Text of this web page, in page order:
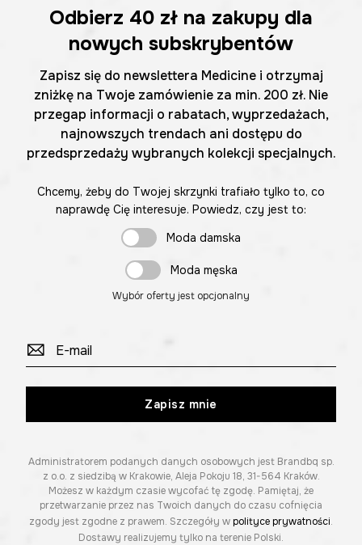
Odbierz 40 zł na zakupy dla
nowych subskrybentów
Zapisz się do newslettera Medicine i otrzymaj
zniżkę na Twoje zamówienie za min. 200 zł. Nie
przegap informacji o rabatach, wyprzedażach,
najnowszych trendach ani dostępu do
przedsprzedaży wybranych kolekcji specjalnych.
Chcemy, żeby do Twojej skrzynki trafiało tylko to, co
naprawdę Cię interesuje. Powiedz, czy jest to:
Moda damska
Moda męska
Wybór oferty jest opcjonalny
Zapisz mnie
Administratorem podanych danych osobowych jest Brandbq sp.
z o.o. z siedzibą w Krakowie, Aleja Pokoju 18, 31-564 Kraków.
Możesz w każdym czasie wycofać tę zgodę. Pamiętaj, że
przetwarzanie przez nas Twoich danych do czasu cofnięcia
zgody jest zgodne z prawem. Szczegóły w polityce prywatności.
Dostawy realizujemy tylko na terenie Polski.